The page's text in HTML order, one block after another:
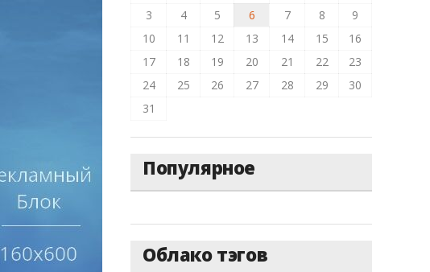
3
4 5 6 7 8
9
10
11 12 13 14 15
16
17
18 19 20 21 22
23
24
25 26 27 28 29
30
31
Популярное
Облако тэгов